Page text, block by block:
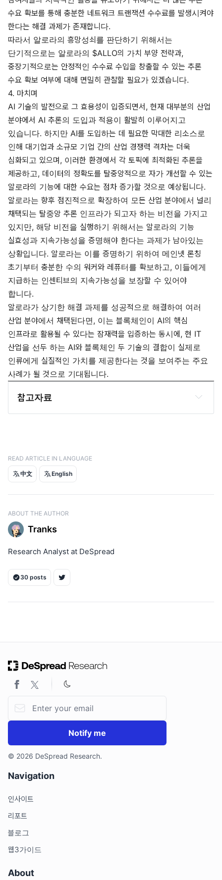
수요 확보를 통해 충분한 네트워크 트랜잭션 수수료를 발생시켜야
한다는 해결 과제가 존재합니다.
따라서 알로라의 흥망성쇠를 판단하기 위해서는
단기적으로는 알로라의 $ALLO의 가치 부양 전략과,
중장기적으로는 안정적인 수수료 수입을 창출할 수 있는 추론
수요 확보 여부에 대해 면밀히 관찰할 필요가 있겠습니다.
4. 마치며
AI 기술의 발전으로 그 효용성이 입증되면서, 현재 대부분의 산업
분야에서 AI 추론의 도입과 적용이 활발히 이루어지고
있습니다. 하지만 AI를 도입하는 데 필요한 막대한 리소스로
인해 대기업과 소규모 기업 간의 산업 경쟁력 격차는 더욱
심화되고 있으며, 이러한 환경에서 각 토픽에 최적화된 추론을
제공하고, 데이터의 정확도를 탈중앙적으로 자가 개선할 수 있는
알로라의 기능에 대한 수요는 점차 증가할 것으로 예상됩니다.
알로라는 향후 점진적으로 확장하여 모든 산업 분야에서 널리
채택되는 탈중앙 추론 인프라가 되고자 하는 비전을 가지고
있지만, 해당 비전을 실행하기 위해서는 알로라의 기능
실효성과 지속가능성을 증명해야 한다는 과제가 남아있는
상황입니다. 알로라는 이를 증명하기 위하여 메인넷 론칭
초기부터 충분한 수의 워커와 레퓨터를 확보하고, 이들에게
지급하는 인센티브의 지속가능성을 보장할 수 있어야
합니다.
알로라가 상기한 해결 과제를 성공적으로 해결하여 여러
산업 분야에서 채택된다면, 이는 블록체인이 AI의 핵심
인프라로 활용될 수 있다는 잠재력을 입증하는 동시에, 현 IT
산업을 선두 하는 AI와 블록체인 두 기술의 결합이 실제로
인류에게 실질적인 가치를 제공한다는 것을 보여주는 주요
사례가 될 것으로 기대됩니다.
참고자료
Allora Whitepaper
READ ARTICLE IN LANGUAGE
中文 English
ABOUT THE AUTHOR
Tranks
Research Analyst at DeSpread
30 posts
2.1. 프로토콜 아키텍처
3. 온체인에서 시작하여 각 산업으로
3.2. 해결 과제와 비전
4. 마치며
Notify me
© 2026 DeSpread Research.
Navigation
인사이트
리포트
블로그
웹3가이드
About